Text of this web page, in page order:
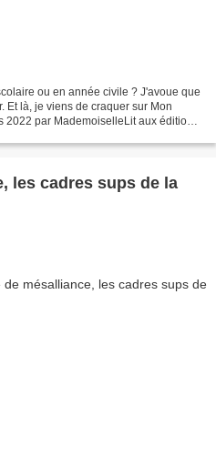
ou en année civile ? J'avoue que
Et là, je viens de craquer sur Mon
par MademoiselleLit aux éditions
les cadres sups de la